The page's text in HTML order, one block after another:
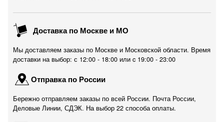
Доставка по Москве и МО
Мы доставляем заказы по Москве и Московской области. Время
доставки на выбор: с 12:00 - 18:00 или c 19:00 - 23:00
Отправка по России
Бережно отправляем заказы по всей России. Почта России,
Деловые Линии, СДЭК. На выбор 22 способа оплаты.